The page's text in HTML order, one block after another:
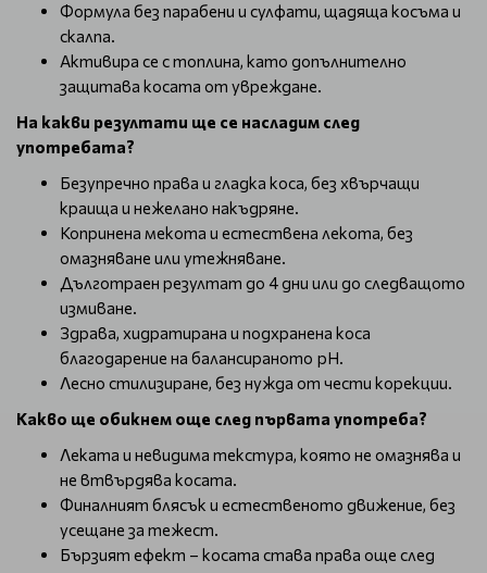
Формула без парабени и сулфати, щадяща косъма и
скалпа.
Активира се с топлина, като допълнително
защитава косата от увреждане.
На какви резултати ще се насладим след
употребата?
Безупречно права и гладка коса, без хвърчащи
краища и нежелано накъдряне.
Копринена мекота и естествена лекота, без
омазняване или утежняване.
Дълготраен резултат до 4 дни или до следващото
измиване.
Здрава, хидратирана и подхранена коса
благодарение на балансираното pH.
Лесно стилизиране, без нужда от чести корекции.
Какво ще обикнем още след първата употреба?
Леката и невидима текстура, която не омазнява и
не втвърдява косата.
Финалният блясък и естественото движение, без
усещане за тежест.
Бързият ефект – косата става права още след